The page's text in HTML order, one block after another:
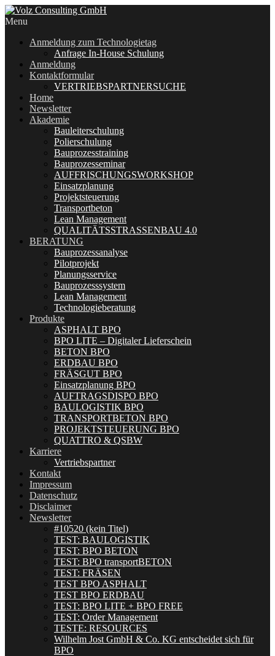
Menu
Anmeldung zum Technologietag
Anfrage In-House Schulung
Anmeldung
Kontaktformular
VERTRIEBSPARTNERSUCHE
Home
Newsletter
Akademie
Bauleiterschulung
Polierschulung
Bauprozesstraining
Bauprozesseminar
AUFFRISCHUNGSWORKSHOP
Einsatzplanung
Projektsteuerung
Transportbeton
Lean Management
QUALITÄTSSTRASSENBAU 4.0
BERATUNG
Bauprozessanalyse
Pilotprojekt
Planungsservice
Bauprozesssystem
Lean Management
Technologieberatung
Produkte
ASPHALT BPO
BPO LITE – Digitaler Lieferschein
BETON BPO
ERDBAU BPO
FRÄSGUT BPO
Einsatzplanung BPO
AUFTRAGSDISPO BPO
BAULOGISTIK BPO
TRANSPORTBETON BPO
PROJEKTSTEUERUNG BPO
QUATTRO & QSBW
Karriere
Vertriebspartner
Kontakt
Impressum
Datenschutz
Disclaimer
Newsletter
#10520 (kein Titel)
TEST: BAULOGISTIK
TEST: BPO BETON
TEST: BPO transportBETON
TEST: FRÄSEN
TEST BPO ASPHALT
TEST BPO ERDBAU
TEST: BPO LITE + BPO FREE
TEST: Order Management
TESTE: RESOURCES
Wilhelm Jost GmbH & Co. KG entscheidet sich für
BPO